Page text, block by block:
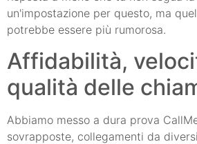
un'impostazione per questo, ma
potrebbe essere più rumorosa.
Affidabilità,
qualità delle
Abbiamo messo a dura prova
sovrapposte, collegamenti da